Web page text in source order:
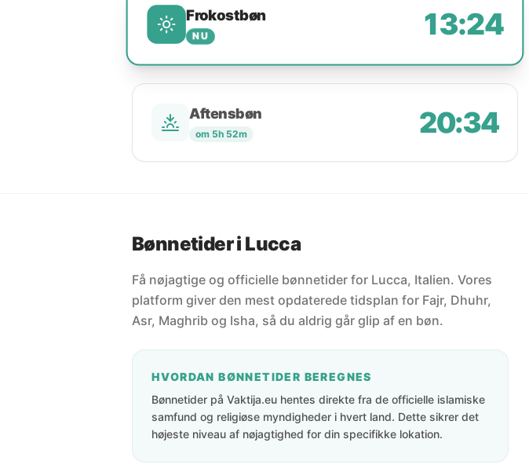
Frokostbøn
NU 13:24
Aftensbøn
om 5h 52m 20:34
Bønnetider i Lucca
Få nøjagtige og officielle bønnetider for Lucca, Italien. Vores
platform giver den mest opdaterede tidsplan for Fajr, Dhuhr,
Asr, Maghrib og Isha, så du aldrig går glip af en bøn.
HVORDAN BØNNETIDER BEREGNES
Bønnetider på Vaktija.eu hentes direkte fra de officielle islamiske
samfund og religiøse myndigheder i hvert land. Dette sikrer det
højeste niveau af nøjagtighed for din specifikke lokation.